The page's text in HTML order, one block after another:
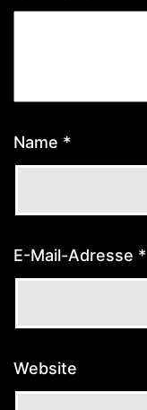
Name *
E-Mail-Adresse *
Website